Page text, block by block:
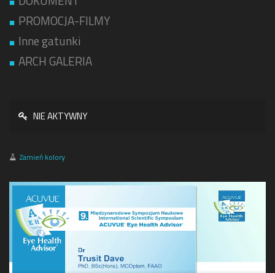
PROMOCJA-FILMY
Inne gatunki
ARCH GALERIA
NIE AKTYWNY
Zamień kolory